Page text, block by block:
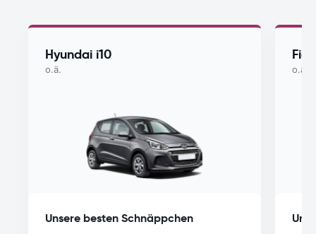
Hyundai i10
o.ä.
Unsere besten Schnäppchen
o.ä.